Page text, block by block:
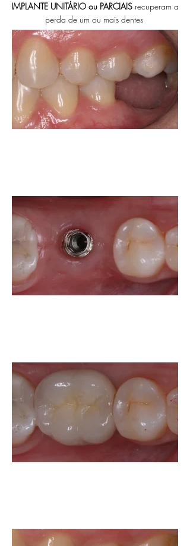
IMPLANTE UNITÁRIO ou PARCIAIS recuperam a
perda de um ou mais dentes